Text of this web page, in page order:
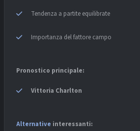
Tendenza a partite equilibrate
Importanza del fattore campo
Pronostico principale:
Vittoria Charlton
Alternative interessanti: